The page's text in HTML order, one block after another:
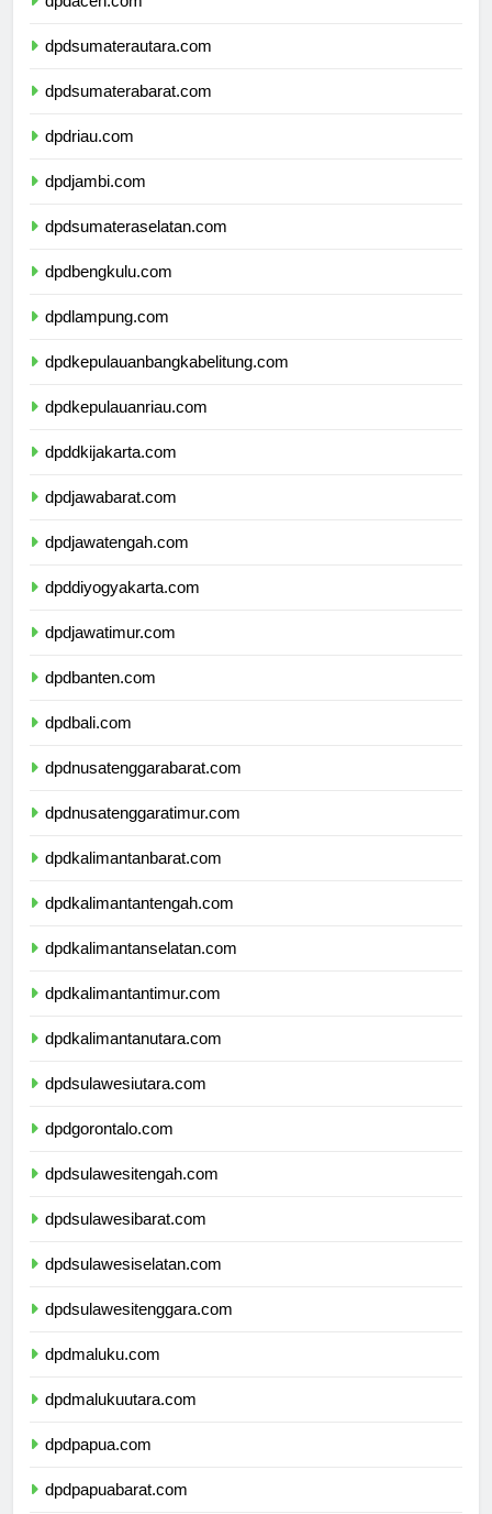
dpdsumaterautara.com
dpdsumaterabarat.com
dpdriau.com
dpdjambi.com
dpdsumateraselatan.com
dpdbengkulu.com
dpdlampung.com
dpdkepulauanbangkabelitung.com
dpdkepulauanriau.com
dpddkijakarta.com
dpdjawabarat.com
dpdjawatengah.com
dpddiyogyakarta.com
dpdjawatimur.com
dpdbanten.com
dpdbali.com
dpdnusatenggarabarat.com
dpdnusatenggaratimur.com
dpdkalimantanbarat.com
dpdkalimantantengah.com
dpdkalimantanselatan.com
dpdkalimantantimur.com
dpdkalimantanutara.com
dpdsulawesiutara.com
dpdgorontalo.com
dpdsulawesitengah.com
dpdsulawesibarat.com
dpdsulawesiselatan.com
dpdsulawesitenggara.com
dpdmaluku.com
dpdmalukuutara.com
dpdpapua.com
dpdpapuabarat.com